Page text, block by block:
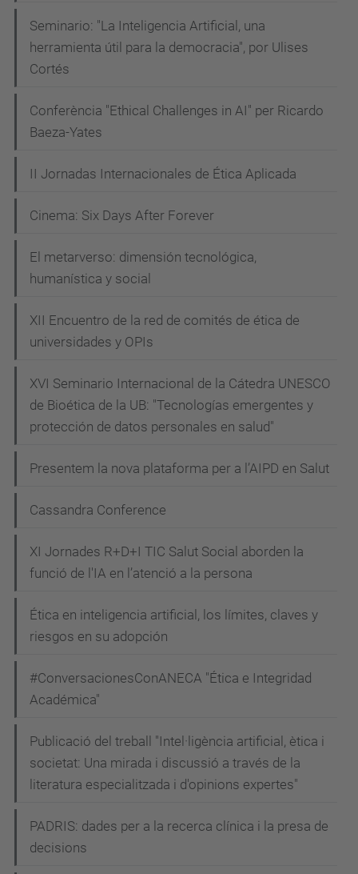
Seminario: "La Inteligencia Artificial, una
herramienta útil para la democracia", por Ulises
Cortés
Conferència "Ethical Challenges in AI" per Ricardo
Baeza-Yates
II Jornadas Internacionales de Ética Aplicada
Cinema: Six Days After Forever
El metarverso: dimensión tecnológica,
humanística y social
XII Encuentro de la red de comités de ética de
universidades y OPIs
XVI Seminario Internacional de la Cátedra UNESCO
de Bioética de la UB: "Tecnologías emergentes y
protección de datos personales en salud"
Presentem la nova plataforma per a l’AIPD en Salut
Cassandra Conference
XI Jornades R+D+I TIC Salut Social aborden la
funció de l'IA en l’atenció a la persona
Ética en inteligencia artificial, los límites, claves y
riesgos en su adopción
#ConversacionesConANECA "Ética e Integridad
Académica"
Publicació del treball "Intel·ligència artificial, ètica i
societat: Una mirada i discussió a través de la
literatura especialitzada i d'opinions expertes"
PADRIS: dades per a la recerca clínica i la presa de
decisions